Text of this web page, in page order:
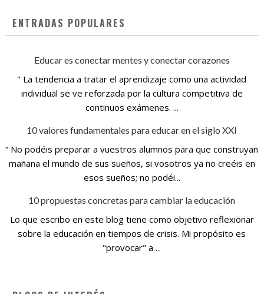
ENTRADAS POPULARES
Educar es conectar mentes y conectar corazones
" La tendencia a tratar el aprendizaje como una actividad
individual se ve reforzada por la cultura competitiva de
continuos exámenes. ...
10 valores fundamentales para educar en el siglo XXI
“ No podéis preparar a vuestros alumnos para que construyan
mañana el mundo de sus sueños, si vosotros ya no creéis en
esos sueños; no podéi...
10 propuestas concretas para cambiar la educación
Lo que escribo en este blog tiene como objetivo reflexionar
sobre la educación en tiempos de crisis. Mi propósito es
"provocar" a ...